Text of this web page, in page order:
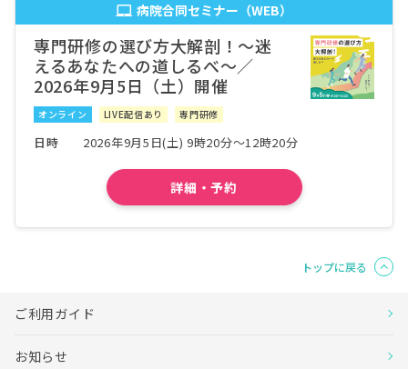
病院合同セミナー（WEB）
専門研修の選び方大解剖！〜迷
えるあなたへの道しるべ〜／
2026年9月5日（土）開催
オンライン LIVE配信あり 専門研修
日時 2026年9月5日(土) 9時20分～12時20分
詳細・予約
トップに戻る
ご利用ガイド
お知らせ